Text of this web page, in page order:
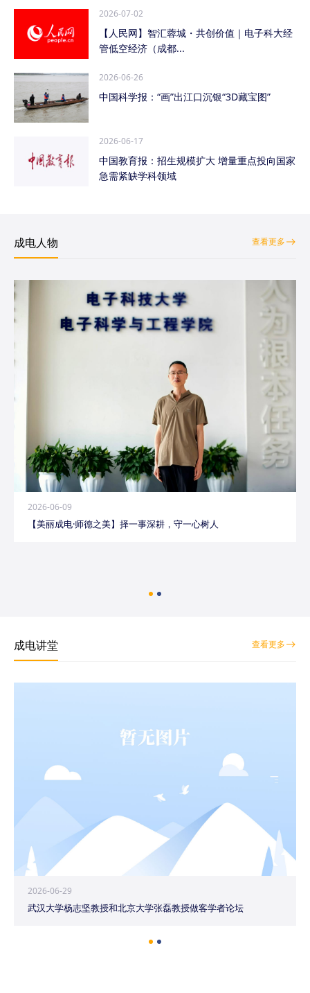
2026-07-02
【人民网】智汇蓉城・共创价值｜电子科大经
管低空经济（成都...
2026-06-26
中国科学报：“画”出江口沉银“3D藏宝图”
2026-06-17
中国教育报：招生规模扩大 增量重点投向国家
急需紧缺学科领域
成电人物 查看更多
2026-06-09
【美丽成电·师德之美】择一事深耕，守一心树人
成电讲堂 查看更多
2026-06-29
武汉大学杨志坚教授和北京大学张磊教授做客学者论坛